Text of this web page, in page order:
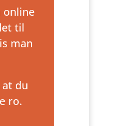
online
til
man
du
ro.